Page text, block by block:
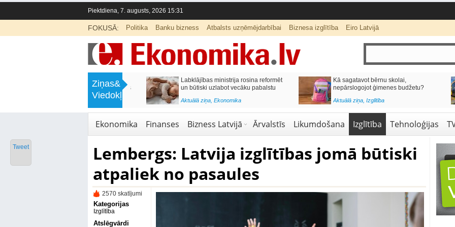
Piektdiena, 7. augusts, 2026 15:31
FOKUSĀ: Politika Banku bizness Atbalsts uzņēmējdarbībai Biznesa izglītība Eiro Latvijā
Ziņas&
Viedokļi
Labklājības ministrija rosina reformēt
un būtiski uzlabot vecāku pabalstu
Kā sagatavot bērnu skolai,
nepārslogojot ģimenes budžetu?
Aktuālā ziņa,Izglītība
Septiņos mēnešos Vivi vilcienos
pārvadāti 12 miljoni pasažieru; jūlijā
97,4 % reisu izpildīti laikā
Aktuālā ziņa,Bizness Latvijā
Ekonomika Finanses Bizness Latvijā Ārvalstīs Likumdošana Izglītība Tehnoloģijas
Lembergs: Latvija izglītības jomā būtiski
atpaliek no pasaules
2570 skatījumi
Kategorijas
Izglītība
Atslēgvārdi
Tweet